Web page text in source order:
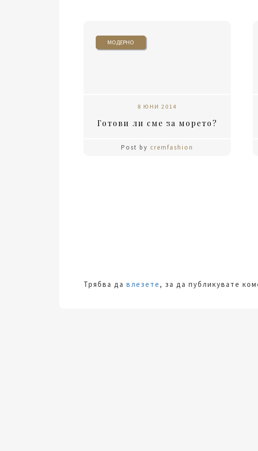
МОДЕРНО
8 ЮНИ 2014
Готови ли сме за морето?
Post by cremfashion
Трябва да влезете , за да публикувате